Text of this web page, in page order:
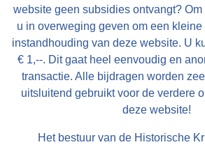
website geen subsidies ontvangt?
u in overweging geven om een
instandhouding van deze website. U
€ 1,--. Dit gaat heel eenvoudig en
transactie. Alle bijdragen worden
uitsluitend gebruikt voor de verdere
deze website!
Het bestuur van de Historische